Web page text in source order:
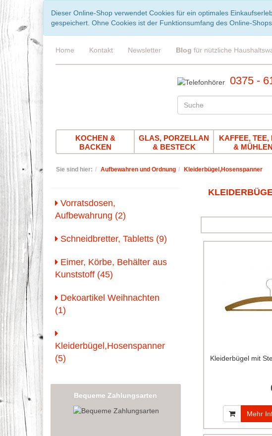
Dieser Online-Shop verwendet Cookies für ein optimales
gespeichert. Ohne Cookies ist der Funktionsumfang des Online-
Home Kontakt Newsletter Blog für nützliche
0375 -
KOCHEN &
BACKEN
GLAS, PORZELLAN
& BESTECK
KAFFEE, TEE,
& MÜHLEN
Sie sind hier: Aufbewahren und Ordnung Kleiderbügel,Hosenspanner
Kleiderbügel mit
Mehr
Vorratsdosen,
Aufbewahrung (2)
Schneidbretter, Tabletts (9)
Eimer, Körbe, Behälter aus
Kunststoff (45)
Dekoartikel Weihnachten
(1)
Kleiderbügel,Hosenspanner
(5)
Bequeme Zahlungsarten